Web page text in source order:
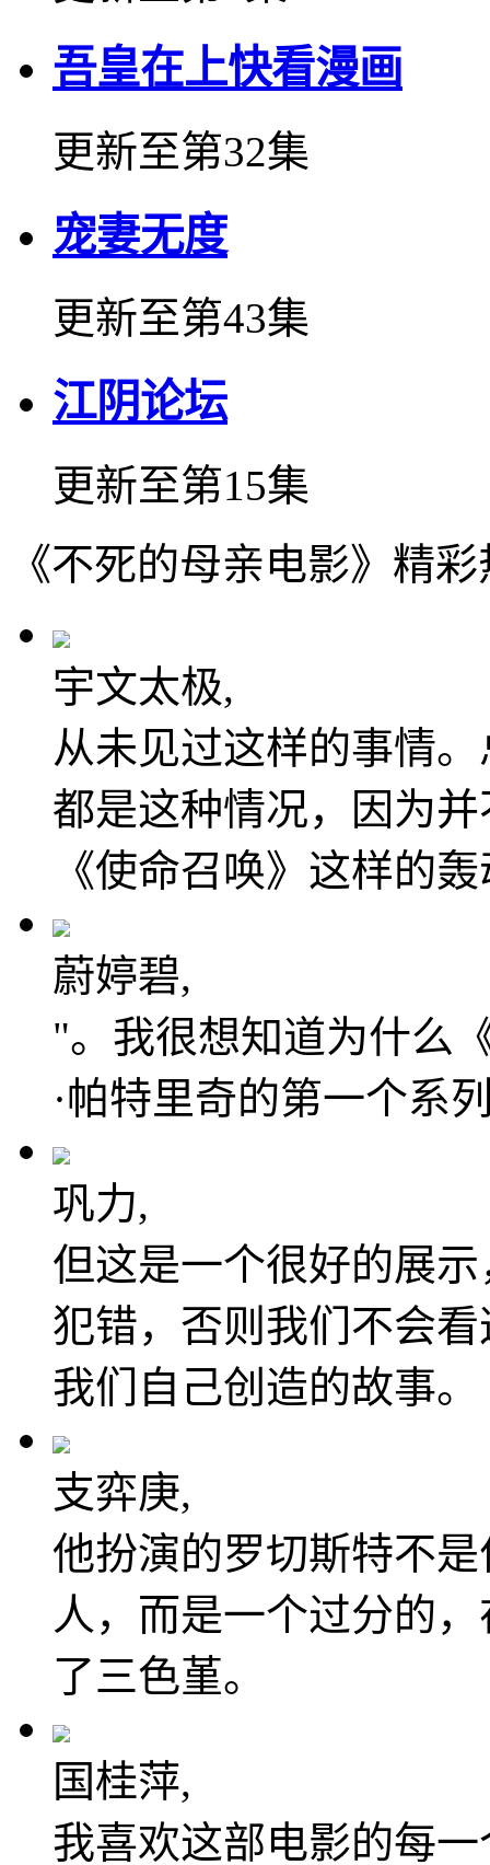
吾皇在上快看漫画
更新至第32集
宠妻无度
更新至第43集
江阴论坛
更新至第15集
《不死的母亲电影》精
宇文太极,
从未见过这样的事情
都是这种情况，因为
《使命召唤》这样的
蔚婷碧,
"。我很想知道为什么
·帕特里奇的第一个系
巩力,
但这是一个很好的展
犯错，否则我们不会
我们自己创造的故事。
支弈庚,
他扮演的罗切斯特不
人，而是一个过分的
了三色堇。
国桂萍,
我喜欢这部电影的每